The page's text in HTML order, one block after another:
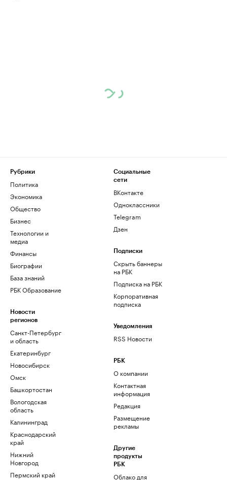
Рубрики
Политика
Экономика
Общество
Бизнес
Технологии и
медиа
Финансы
Биографии
База знаний
РБК Образование
Новости
регионов
Санкт-Петербург
и область
Екатеринбург
Новосибирск
Омск
Башкортостан
Вологодская
область
Калининград
Краснодарский
край
Нижний
Новгород
Пермский край
Социальные
сети
ВКонтакте
Одноклассники
Telegram
Дзен
Подписки
Скрыть баннеры
на РБК
Подписка на РБК
Корпоративная
подписка
Уведомления
RSS Новости
РБК
О компании
Контактная
информация
Редакция
Размещение
рекламы
Другие
продукты
РБК
Облако для